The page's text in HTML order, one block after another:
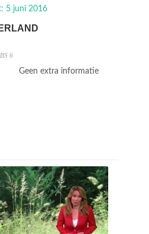
6
Geen extra informatie